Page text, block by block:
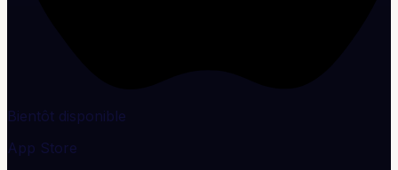
Bientôt disponible
App Store